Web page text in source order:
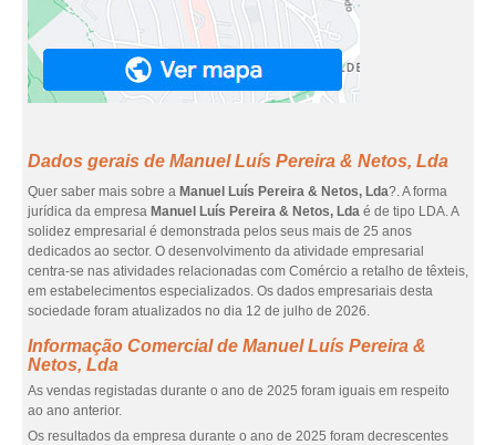
Dados gerais de Manuel Luís Pereira & Netos, Lda
Quer saber mais sobre a Manuel Luís Pereira & Netos, Lda?. A forma
jurídica da empresa Manuel Luís Pereira & Netos, Lda é de tipo LDA. A
solidez empresarial é demonstrada pelos seus mais de 25 anos
dedicados ao sector. O desenvolvimento da atividade empresarial
centra-se nas atividades relacionadas com Comércio a retalho de têxteis,
em estabelecimentos especializados. Os dados empresariais desta
sociedade foram atualizados no dia 12 de julho de 2026.
Informação Comercial de Manuel Luís Pereira &
Netos, Lda
As vendas registadas durante o ano de 2025 foram iguais em respeito
ao ano anterior.
Os resultados da empresa durante o ano de 2025 foram decrescentes